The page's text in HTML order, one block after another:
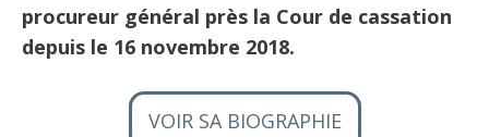
procureur général près la Cour de cassation
depuis le 16 novembre 2018.
VOIR SA BIOGRAPHIE